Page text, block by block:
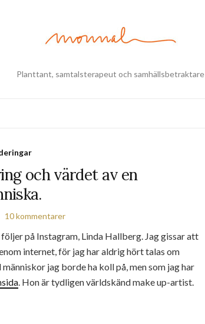
Planttant, samtalsterapeut och samhällsbetraktare
och värdet av en
10 kommentarer
på Instagram, Linda Hallberg. Jag gissar att
internet, för jag har aldrig hört talas om
jag borde ha koll på, men som jag har
. Hon är tydligen världskänd make up-artist.